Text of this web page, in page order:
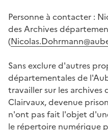
Personne à contacter :
des Archives
(
Sans exclure d'autres
départementales de
travailler sur les
Clairvaux, devenue
n'ont pas fait l'objet
le répertoire numérique